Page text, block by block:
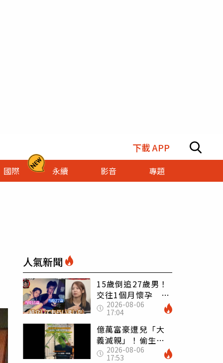
下載 APP
國際 永續 影音 專題
人氣新聞
15歲倒追27歲男！
交往1個月懷孕 36
歲當阿嬤故事曝光
2026-08-06
17:04
億萬富豪遭兒「大
義滅親」！偷生子
怕曝光 竟盜鄰居
2026-08-06
17:53